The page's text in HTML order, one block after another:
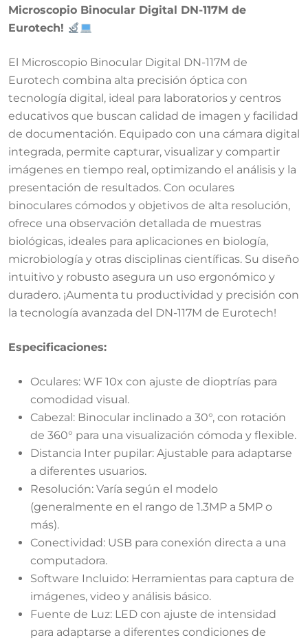
Microscopio Binocular Digital DN-117M de
Eurotech!
El Microscopio Binocular Digital DN-117M de
Eurotech combina alta precisión óptica con
tecnología digital, ideal para laboratorios y centros
educativos que buscan calidad de imagen y facilidad
de documentación. Equipado con una cámara digital
integrada, permite capturar, visualizar y compartir
imágenes en tiempo real, optimizando el análisis y la
presentación de resultados. Con oculares
binoculares cómodos y objetivos de alta resolución,
ofrece una observación detallada de muestras
biológicas, ideales para aplicaciones en biología,
microbiología y otras disciplinas científicas. Su diseño
intuitivo y robusto asegura un uso ergonómico y
duradero. ¡Aumenta tu productividad y precisión con
la tecnología avanzada del DN-117M de Eurotech!
Especificaciones:
Oculares: WF 10x con ajuste de dioptrías para
comodidad visual.
Cabezal: Binocular inclinado a 30°, con rotación
de 360° para una visualización cómoda y flexible.
Distancia Inter pupilar: Ajustable para adaptarse
a diferentes usuarios.
Resolución: Varía según el modelo
(generalmente en el rango de 1.3MP a 5MP o
más).
Conectividad: USB para conexión directa a una
computadora.
Software Incluido: Herramientas para captura de
imágenes, video y análisis básico.
Fuente de Luz: LED con ajuste de intensidad
para adaptarse a diferentes condiciones de